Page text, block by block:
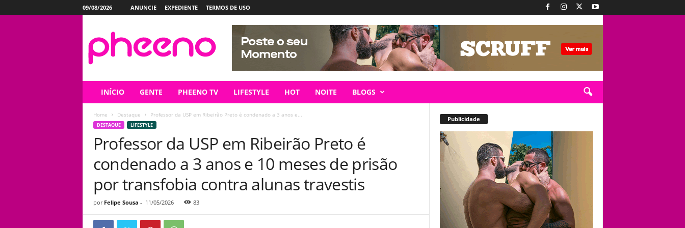
09/08/2026 ANUNCIE EXPEDIENTE TERMOS DE USO
INÍCIO GENTE PHEENO TV LIFESTYLE HOT NOITE BLOGS
Home Destaque Professor da USP em Ribeirão Preto é condenado a 3 anos e...
DESTAQUE LIFESTYLE
Professor da USP em Ribeirão Preto é
condenado a 3 anos e 10 meses de prisão
por transfobia contra alunas travestis
por Felipe Sousa - 11/05/2026 83
Publicidade